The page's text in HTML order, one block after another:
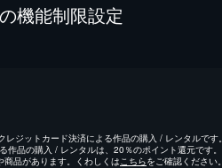
機能制限設定
ジットカード決済による作品の購入 / レンタルです。
作品の購入 / レンタルは、20％のポイント還元です。
品があります。くわしくは こちらをご確認ください。